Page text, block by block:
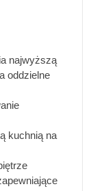
najwyższą
oddzielne
kuchnią na